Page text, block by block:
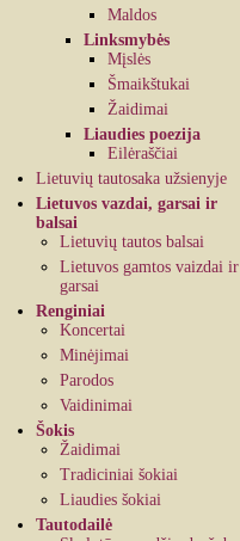
Maldos
Linksmybės
Mįslės
Šmaikštukai
Žaidimai
Liaudies poezija
Eilėraščiai
Lietuvių tautosaka užsienyje
Lietuvos vazdai, garsai ir
balsai
Lietuvių tautos balsai
Lietuvos gamtos vaizdai ir
garsai
Renginiai
Koncertai
Minėjimai
Parodos
Vaidinimai
Šokis
Žaidimai
Tradiciniai šokiai
Liaudies šokiai
Tautodailė